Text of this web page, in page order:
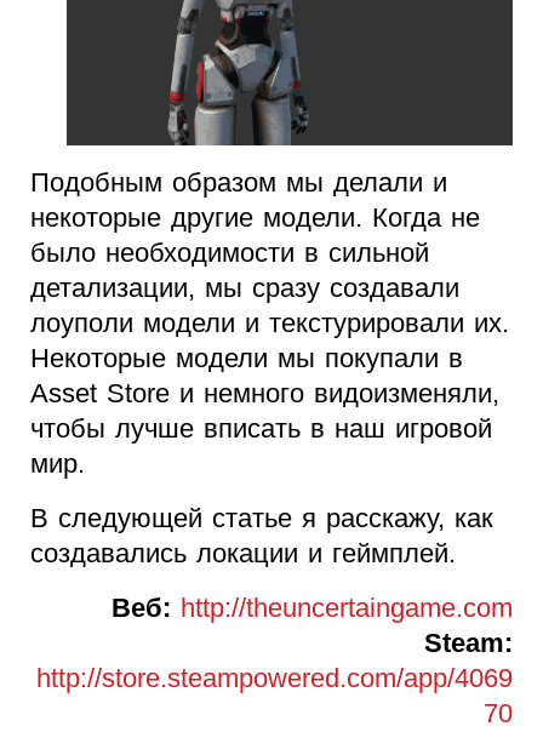
Подобным образом мы делали и
некоторые другие модели. Когда не
было необходимости в сильной
детализации, мы сразу создавали
лоуполи модели и текстурировали их.
Некоторые модели мы покупали в
Asset Store и немного видоизменяли,
чтобы лучше вписать в наш игровой
мир.
В следующей статье я расскажу, как
создавались локации и геймплей.
Веб: http://theuncertaingame.com
Steam:
http://store.steampowered.com/app/4069
70